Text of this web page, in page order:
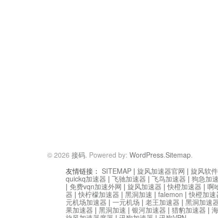
© 2026 接码. Powered by: WordPress.Sitemap.
友情链接： SITEMAP | 旋风加速器官网 | 旋风软
quickq加速器 | 飞驰加速器 | 飞鸟加速器 | 狗急加
| 免费vqn加速外网 | 旋风加速器 |快橙加速器 | 啊
器 |快柠檬加速器 | 黑洞加速 | falemon |快橙加速
元机场加速器 | 一元机场 | 老王加速器 | 黑洞加速
果加速器 | 黑洞加速 | 银河加速器 | 猎豹加速器 |